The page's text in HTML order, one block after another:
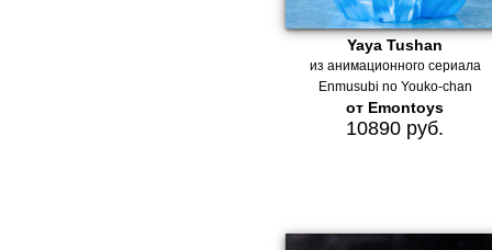
Yaya Tushan
из анимационного сериала
Enmusubi no Youko-chan
от Emontoys
10890 руб.